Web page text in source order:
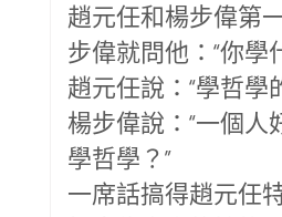
趙元任和楊步偉第
步偉就問他：“你學
趙元任說：“學哲學
楊步偉說：“一個人
學哲學？”
一席話搞得趙元任